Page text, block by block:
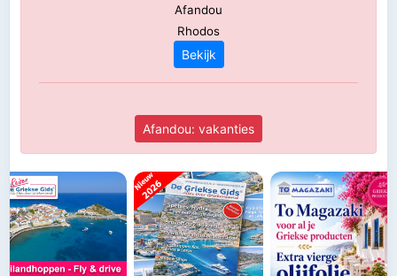
Afandou
Rhodos
Bekijk
Afandou: vakanties